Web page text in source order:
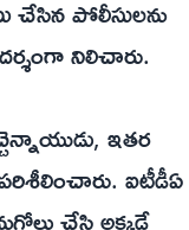
చేసిన పోలీసులను
నిలిచారు.
ఇతర
పరిశీలించారు. ఐటీడీఏ
చేసి అక్కడే